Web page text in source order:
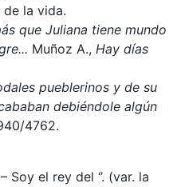
la vida.
que Juliana tiene mundo
Muñoz A., Hay días
pueblerinos y de su
debiéndole algún
4762.
el rey del ‘’. (var. la